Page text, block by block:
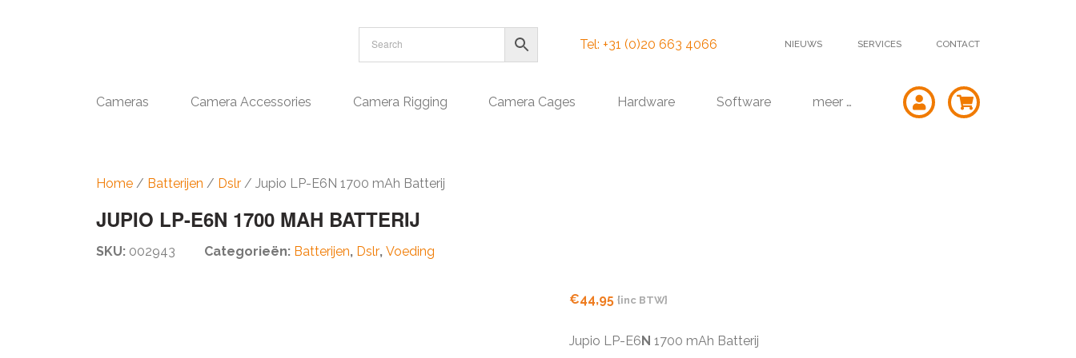
Tel: +31 (0)20 663 4066 NIEUWS SERVICES CONTACT
Cameras Camera Accessories Camera Rigging Camera Cages Hardware Software meer …
Home / Batterijen / Dslr / Jupio LP-E6N 1700 mAh Batterij
JUPIO LP-E6N 1700 MAH BATTERIJ
SKU: 002943 Categorieën: Batterijen, Dslr, Voeding
€44,95 {inc BTW}
Jupio LP-E6 N 1700 mAh Batterij